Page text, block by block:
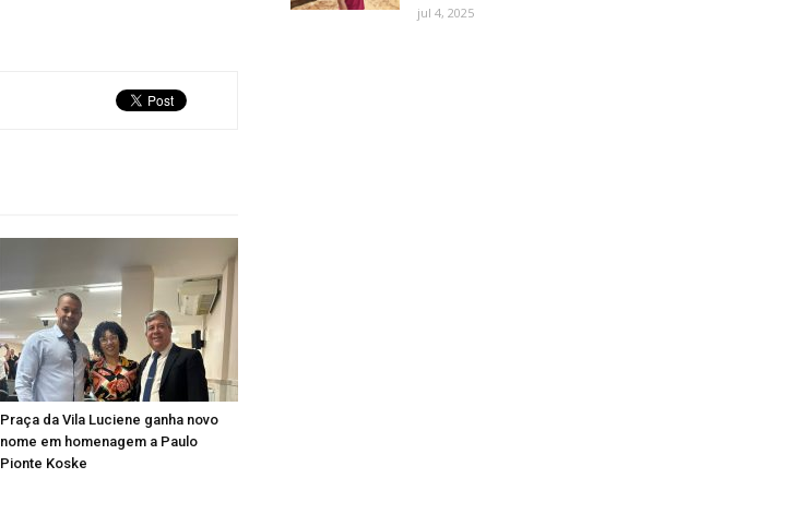
Praça da Vila Luciene ganha novo
nome em homenagem a Paulo
Pionte Koske
jul 4, 2025